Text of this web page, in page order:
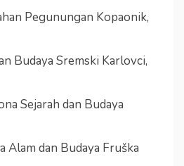
Pegunungan Kopaonik,
Budaya Sremski Karlovci,
Sejarah dan Budaya
Alam dan Budaya Fruška